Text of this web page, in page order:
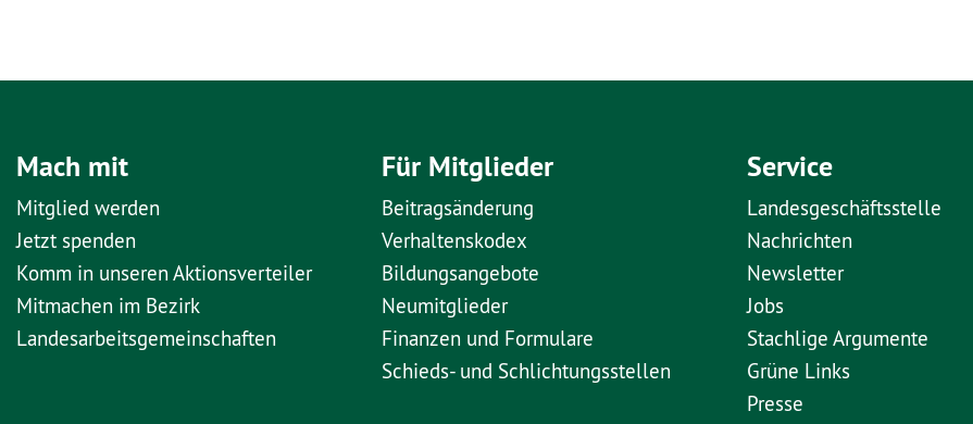
Mach mit
Mitglied werden
Jetzt spenden
Komm in unseren Aktionsverteiler
Mitmachen im Bezirk
Landesarbeitsgemeinschaften
Für Mitglieder
Beitragsänderung
Verhaltenskodex
Bildungsangebote
Neumitglieder
Finanzen und Formulare
Schieds- und Schlichtungsstellen
Service
Landesgeschäftsstelle
Nachrichten
Newsletter
Jobs
Stachlige Argumente
Grüne Links
Presse